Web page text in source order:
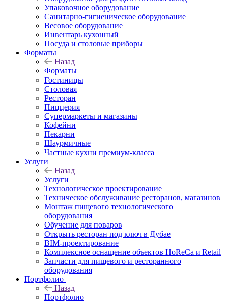
Упаковочное оборудование
Санитарно-гигиеническое оборудование
Весовое оборудование
Инвентарь кухонный
Посуда и столовые приборы
Форматы
Назад
Форматы
Гостиницы
Столовая
Ресторан
Пиццерия
Супермаркеты и магазины
Кофейни
Пекарни
Шаурмичные
Частные кухни премиум-класса
Услуги
Назад
Услуги
Технологическое проектирование
Техническое обслуживание ресторанов, магазинов
Монтаж пищевого технологического
оборудования
Обучение для поваров
Открыть ресторан под ключ в Дубае
BIM-проектирование
Комплексное оснащение объектов HoReCa и Retail
Запчасти для пищевого и ресторанного
оборудования
Портфолио
Назад
Портфолио